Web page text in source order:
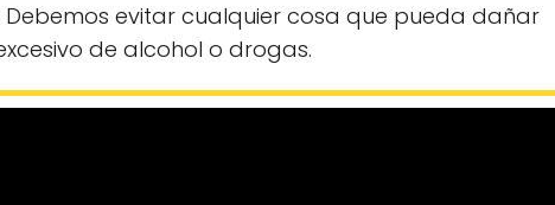
evitar cualquier cosa que pueda dañar
de alcohol o drogas.